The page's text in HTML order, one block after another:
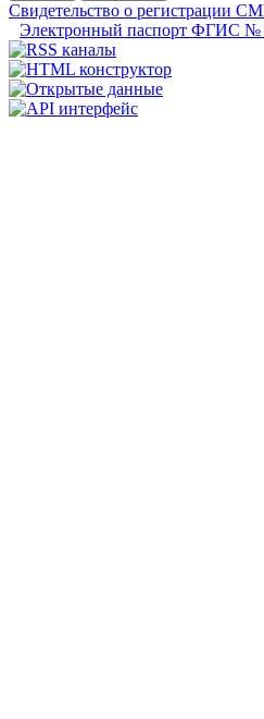
Свидетельство о регистрации
Электронный паспорт ФГИС №